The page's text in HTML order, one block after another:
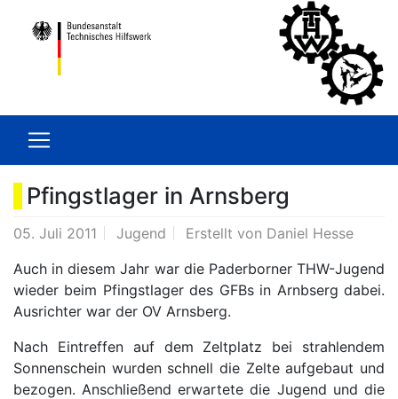
Pfingstlager in Arnsberg
05. Juli 2011 Jugend Erstellt von Daniel Hesse
Auch in diesem Jahr war die Paderborner THW-Jugend
wieder beim Pfingstlager des GFBs in Arnbserg dabei.
Ausrichter war der OV Arnsberg.
Nach Eintreffen auf dem Zeltplatz bei strahlendem
Sonnenschein wurden schnell die Zelte aufgebaut und
bezogen. Anschließend erwartete die Jugend und die